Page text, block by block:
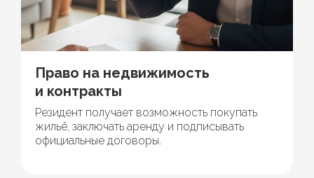
Право на недвижимость
и контракты
Резидент получает возможность покупать
жильё, заключать аренду и подписывать
официальные договоры.